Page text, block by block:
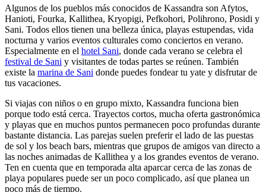
Algunos de los pueblos más conocidos de Kassandra son Afytos,
Hanioti, Fourka, Kallithea, Kryopigi, Pefkohori, Polihrono, Posidi y
Sani. Todos ellos tienen una belleza única, playas estupendas, vida
nocturna y varios eventos culturales como conciertos en verano.
Especialmente en el hotel Sani, donde cada verano se celebra el
festival de Sani y visitantes de todas partes se reúnen. También
existe la marina de Sani donde puedes fondear tu yate y disfrutar de
tus vacaciones.
Si viajas con niños o en grupo mixto, Kassandra funciona bien
porque todo está cerca. Trayectos cortos, mucha oferta gastronómica
y playas que en muchos puntos permanecen poco profundas durante
bastante distancia. Las parejas suelen preferir el lado de las puestas
de sol y los beach bars, mientras que grupos de amigos van directo a
las noches animadas de Kallithea y a los grandes eventos de verano.
Ten en cuenta que en temporada alta aparcar cerca de las zonas de
playa populares puede ser un poco complicado, así que planea un
poco más de tiempo.